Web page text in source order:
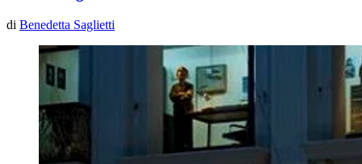
di Benedetta Saglietti